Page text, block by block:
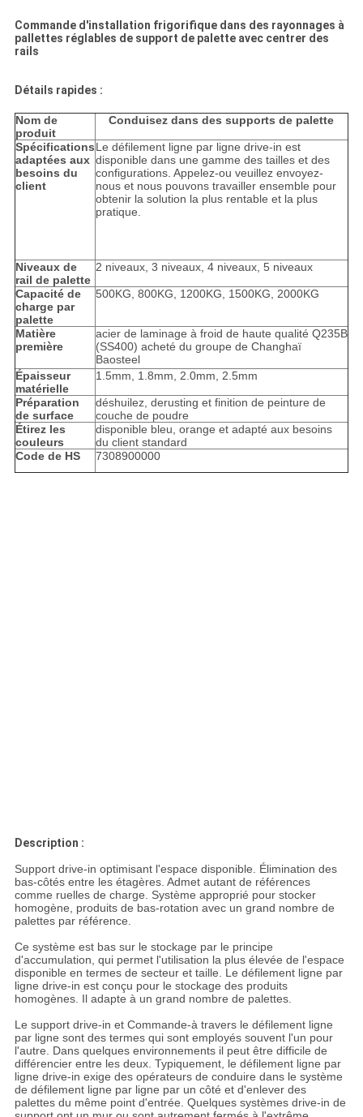
Commande d'installation frigorifique dans des rayonnages à
pallettes réglables de support de palette avec centrer des
rails
Détails rapides :
Nom de
produit
Conduisez dans des supports de palette
Spécifications
adaptées aux
besoins du
client
Le défilement ligne par ligne drive-in est
disponible dans une gamme des tailles et des
configurations. Appelez-ou veuillez envoyez-
nous et nous pouvons travailler ensemble pour
obtenir la solution la plus rentable et la plus
pratique.
Niveaux de
rail de palette
2 niveaux, 3 niveaux, 4 niveaux, 5 niveaux
Capacité de
charge par
palette
500KG, 800KG, 1200KG, 1500KG, 2000KG
Matière
première
acier de laminage à froid de haute qualité Q235B
(SS400) acheté du groupe de Changhaï
Baosteel
Épaisseur
matérielle
1.5mm, 1.8mm, 2.0mm, 2.5mm
Préparation
de surface
déshuilez, derusting et finition de peinture de
couche de poudre
Étirez les
couleurs
disponible bleu, orange et adapté aux besoins
du client standard
Code de HS
7308900000
Description :
Support drive-in optimisant l'espace disponible. Élimination des
bas-côtés entre les étagères. Admet autant de références
comme ruelles de charge. Système approprié pour stocker
homogène, produits de bas-rotation avec un grand nombre de
palettes par référence.
Ce système est bas sur le stockage par le principe
d'accumulation, qui permet l'utilisation la plus élevée de l'espace
disponible en termes de secteur et taille. Le défilement ligne par
ligne drive-in est conçu pour le stockage des produits
homogènes. Il adapte à un grand nombre de palettes.
Le support drive-in et Commande-à travers le défilement ligne
par ligne sont des termes qui sont employés souvent l'un pour
l'autre. Dans quelques environnements il peut être difficile de
différencier entre les deux. Typiquement, le défilement ligne par
ligne drive-in exige des opérateurs de conduire dans le système
de défilement ligne par ligne par un côté et d'enlever des
palettes du même point d'entrée. Quelques systèmes drive-in de